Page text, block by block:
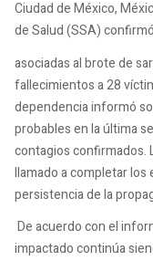
Ciudad de México,
de Salud (SSA)
asociadas al brote de
fallecimientos a 28
dependencia informó
probables en la última
contagios confirmados.
llamado a completar los
persistencia de la
De acuerdo con el
impactado continúa